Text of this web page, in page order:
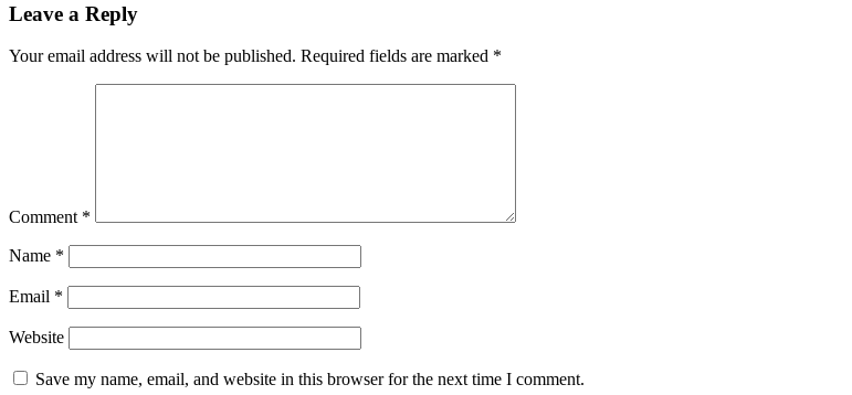
Leave a Reply
Your email address will not be published. Required fields are marked *
Comment *
Name *
Email *
Website
Save my name, email, and website in this browser for the next time I comment.